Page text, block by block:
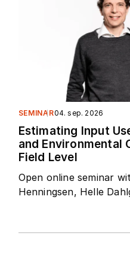
SEMINAR04. sep. 2026
Estimating Input
and Environmental
Field Level
Open online seminar
Henningsen, Helle